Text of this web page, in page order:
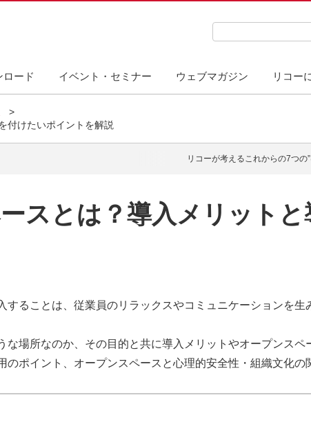
ロード イベント・セミナー ウェブマガジン リコー
検索キーワード入力
付けたいポイントを解説
リコーが考えるこれからの7つの
スとは？導入メリット
ることは、従業員のリラックスやコミュニケーションを
場所なのか、その目的と共に導入メリットやオープンス
ポイント、オープンスペースと心理的安全性・組織文化の